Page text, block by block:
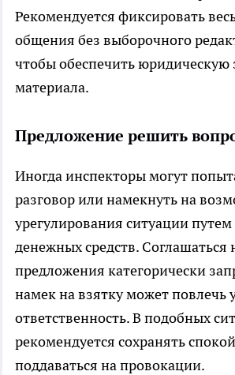
Рекомендуется фиксировать
общения без выборочного
чтобы обеспечить юридическую
материала.
Предложение решить
Иногда инспекторы могут
разговор или намекнуть на
урегулирования ситуации
денежных средств. Соглашаться
предложения категорически
намек на взятку может повлечь
ответственность. В подобных
рекомендуется сохранять
поддаваться на провокации.